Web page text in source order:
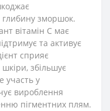
зморшок.
вітамін С має
та активує
сприяє
збільшує
участь у
вироблення
пігментних плям.